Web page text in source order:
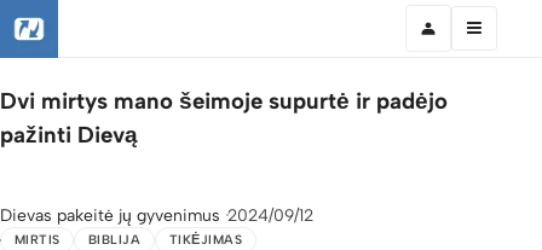
Dvi mirtys mano šeimoje supurtė ir padėjo
pažinti Dievą
Dievas pakeitė jų gyvenimus 2024/09/12
MIRTIS BIBLIJA
TIKĖJIMAS